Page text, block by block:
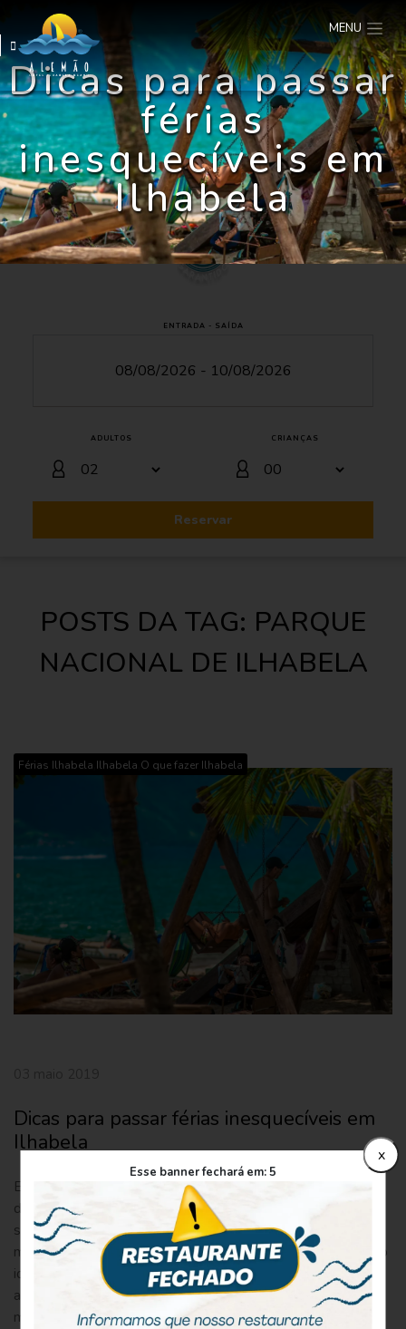
MENU
Dicas para passar
férias
inesquecíveis em
Ilhabela
ENTRADA - SAÍDA
ADULTOS CRIANÇAS
Reservar
POSTS DA TAG: PARQUE
NACIONAL DE ILHABELA
Férias Ilhabela Ilhabela O que fazer Ilhabela
Dicas para passar férias inesquecíveis em
Ilhabela
Está programando suas férias? Escolha Ilhabela que é um
destino turístico do litoral norte de São Paulo
surpreendente! Você terá a sua disposição 42 praias
maravilhosas e um parque estadual preservado. É o destino
ideal para quem procura praias paradisíacas, cachoeiras e
atividades favoritas para curtir sol e mar. Para aproveitar ao
máximo e ter […]
x
Esse banner fechará em:5